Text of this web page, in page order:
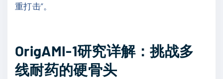
重打击”。
OrigAMI-1研究详解：挑战多
线耐药的硬骨头